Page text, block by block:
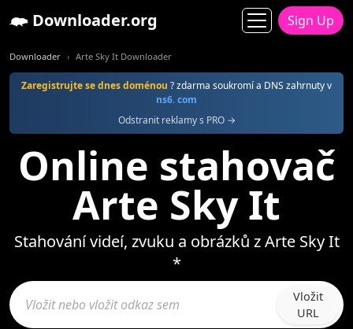
Downloader.org Sign Up
Downloader Arte Sky It Downloader
Zaregistrujte se dnes doménou ? zdarma soukromí a DNS zahrnuty v
ns6. com
Odstranit reklamy s PRO →
Online stahovač
Arte Sky It
Stahování videí, zvuku a obrázků z Arte Sky It
*
Vložit
URL